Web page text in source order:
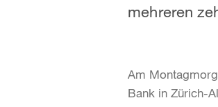
mehreren
Am
Bank in Zürich-